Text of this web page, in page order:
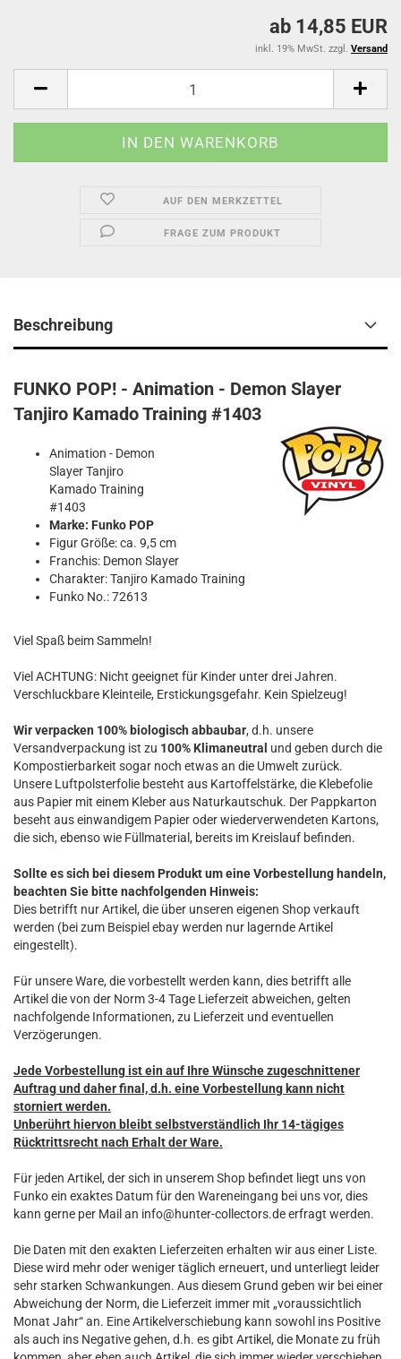
ab 14,85 EUR
inkl. 19% MwSt. zzgl. Versand
AUF DEN MERKZETTEL
FRAGE ZUM PRODUKT
Beschreibung
FUNKO POP! - Animation - Demon Slayer
Tanjiro Kamado Training #1403
Animation - Demon
Slayer Tanjiro
Kamado Training
#1403
Marke: Funko POP
Figur Größe: ca. 9,5 cm
Franchis: Demon Slayer
Charakter: Tanjiro Kamado Training
Funko No.: 72613
Viel Spaß beim Sammeln!
Viel ACHTUNG: Nicht geeignet für Kinder unter drei Jahren.
Verschluckbare Kleinteile, Erstickungsgefahr. Kein Spielzeug!
Wir verpacken 100% biologisch abbaubar, d.h. unsere
Versandverpackung ist zu 100% Klimaneutral und geben durch die
Kompostierbarkeit sogar noch etwas an die Umwelt zurück.
Unsere Luftpolsterfolie besteht aus Kartoffelstärke, die Klebefolie
aus Papier mit einem Kleber aus Naturkautschuk. Der Pappkarton
beseht aus einwandigem Papier oder wiederverwendeten Kartons,
die sich, ebenso wie Füllmaterial, bereits im Kreislauf befinden.
Sollte es sich bei diesem Produkt um eine Vorbestellung handeln,
beachten Sie bitte nachfolgenden Hinweis:
Dies betrifft nur Artikel, die über unseren eigenen Shop verkauft
werden (bei zum Beispiel ebay werden nur lagernde Artikel
eingestellt).
Für unsere Ware, die vorbestellt werden kann, dies betrifft alle
Artikel die von der Norm 3-4 Tage Lieferzeit abweichen, gelten
nachfolgende Informationen, zu Lieferzeit und eventuellen
Verzögerungen.
Jede Vorbestellung ist ein auf Ihre Wünsche zugeschnittener
Auftrag und daher final, d.h. eine Vorbestellung kann nicht
storniert werden.
Unberührt hiervon bleibt selbstverständlich Ihr 14-tägiges
Rücktrittsrecht nach Erhalt der Ware.
Für jeden Artikel, der sich in unserem Shop befindet liegt uns von
Funko ein exaktes Datum für den Wareneingang bei uns vor, dies
kann gerne per Mail an info@hunter-collectors.de erfragt werden.
Die Daten mit den exakten Lieferzeiten erhalten wir aus einer Liste.
Diese wird mehr oder weniger täglich erneuert, und unterliegt leider
sehr starken Schwankungen. Aus diesem Grund geben wir bei einer
Abweichung der Norm, die Lieferzeit immer mit „voraussichtlich
Monat Jahr“ an. Eine Artikelverschiebung kann sowohl ins Positive
als auch ins Negative gehen, d.h. es gibt Artikel, die Monate zu früh